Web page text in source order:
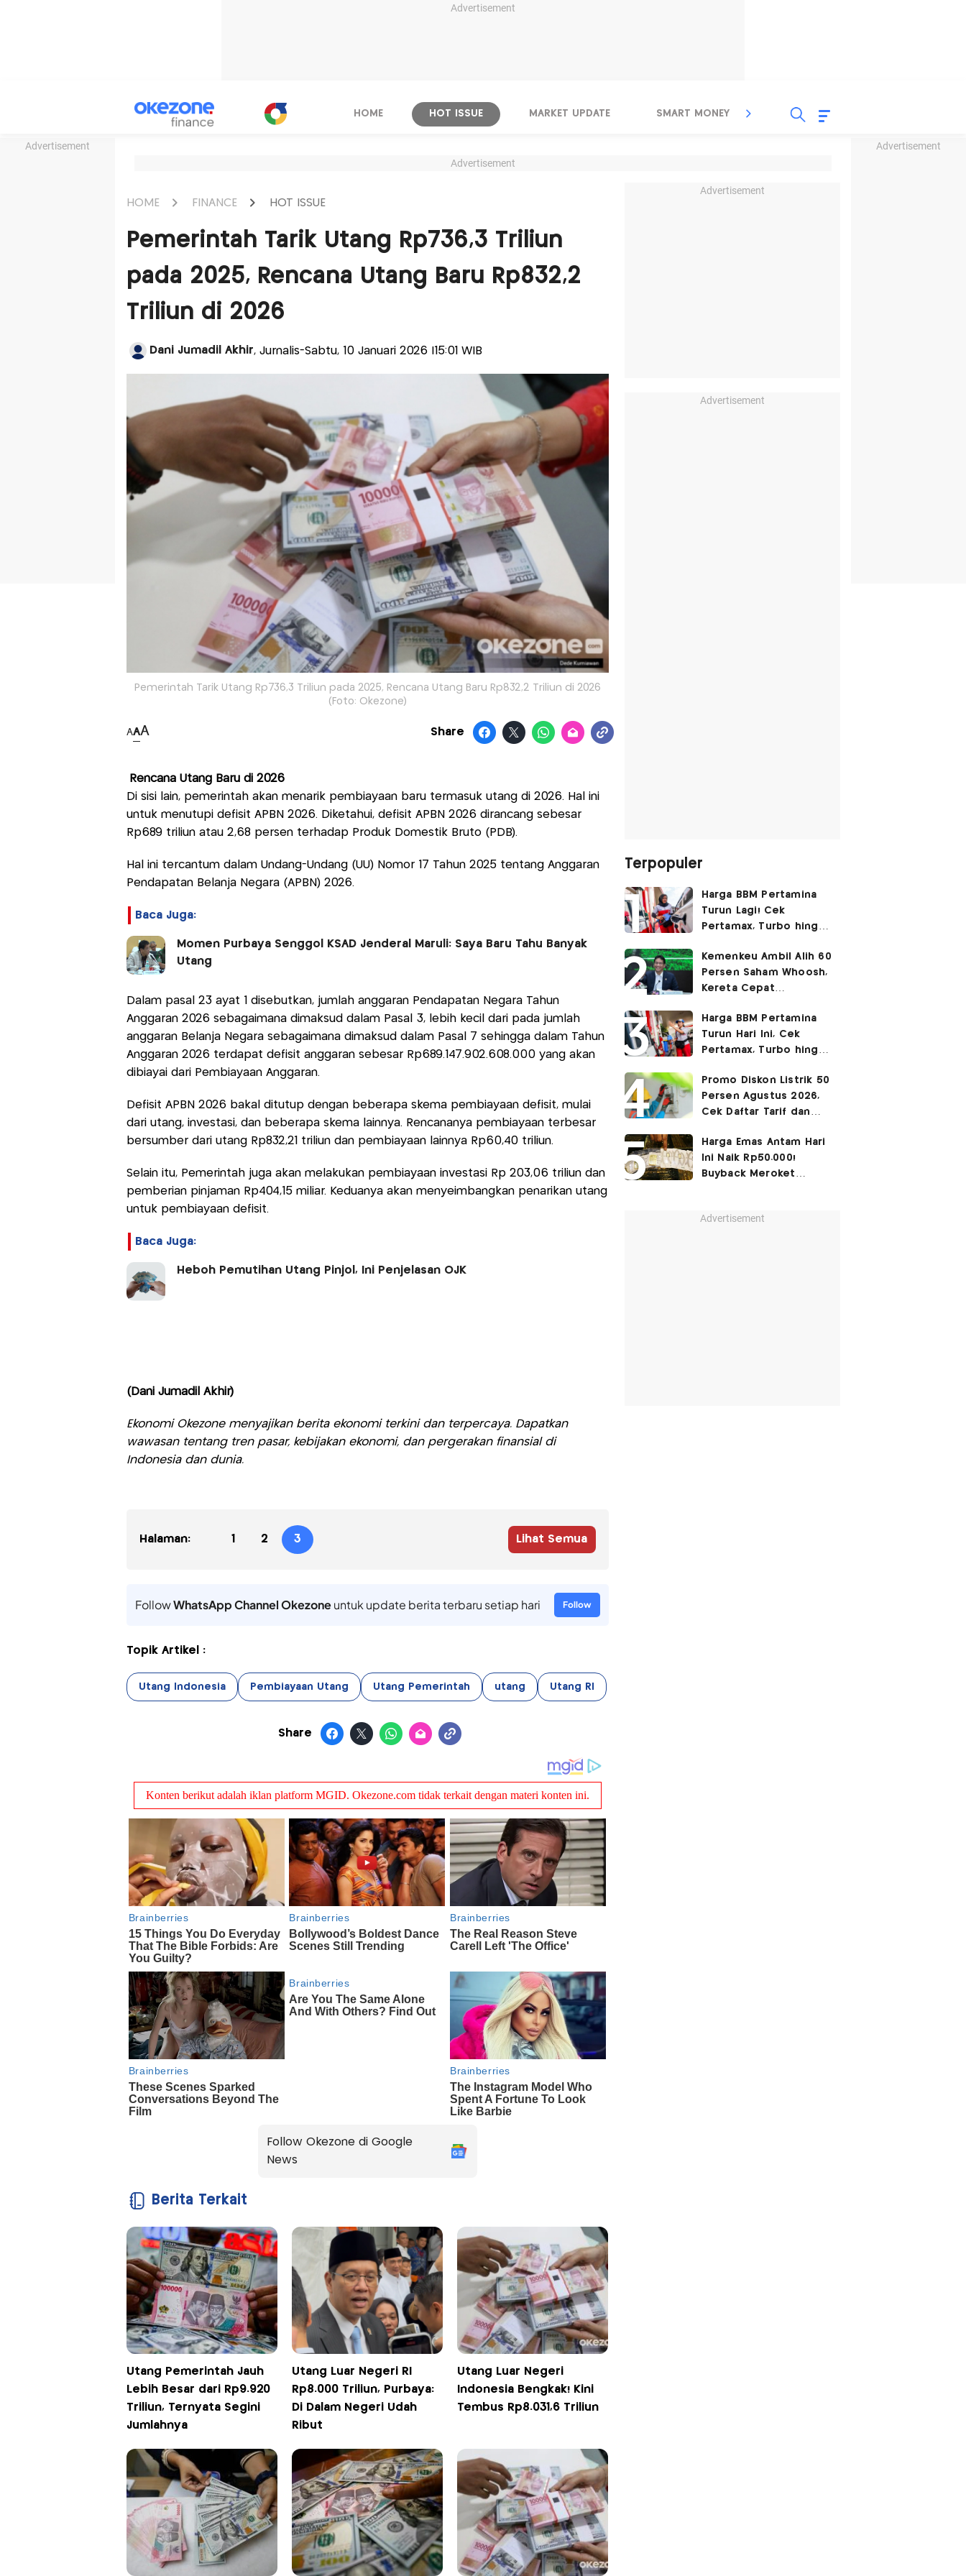
Advertisement
Advertisement Advertisement
HOME HOT ISSUE MARKET UPDATE SMART MONEY INSPIRASI BISNIS
Advertisement
HOME FINANCE HOT ISSUE
Pemerintah Tarik Utang Rp736,3 Triliun
pada 2025, Rencana Utang Baru Rp832,2
Triliun di 2026
Dani Jumadil Akhir, Jurnalis-Sabtu, 10 Januari 2026 |15:01 WIB
Pemerintah Tarik Utang Rp736,3 Triliun pada 2025, Rencana Utang Baru Rp832,2 Triliun di 2026
(Foto: Okezone)
AAA Share
Rencana Utang Baru di 2026
Di sisi lain, pemerintah akan menarik pembiayaan baru termasuk utang di 2026. Hal ini
untuk menutupi defisit APBN 2026. Diketahui, defisit APBN 2026 dirancang sebesar
Rp689 triliun atau 2,68 persen terhadap Produk Domestik Bruto (PDB).
Hal ini tercantum dalam Undang-Undang (UU) Nomor 17 Tahun 2025 tentang Anggaran
Pendapatan Belanja Negara (APBN) 2026.
Baca Juga:
Momen Purbaya Senggol KSAD Jenderal Maruli: Saya Baru Tahu Banyak
Utang
Dalam pasal 23 ayat 1 disebutkan, jumlah anggaran Pendapatan Negara Tahun
Anggaran 2026 sebagaimana dimaksud dalam Pasal 3, lebih kecil dari pada jumlah
anggaran Belanja Negara sebagaimana dimaksud dalam Pasal 7 sehingga dalam Tahun
Anggaran 2026 terdapat defisit anggaran sebesar Rp689.147.902.608.000 yang akan
dibiayai dari Pembiayaan Anggaran.
Defisit APBN 2026 bakal ditutup dengan beberapa skema pembiayaan defisit, mulai
dari utang, investasi, dan beberapa skema lainnya. Rencananya pembiayaan terbesar
bersumber dari utang Rp832,21 triliun dan pembiayaan lainnya Rp60,40 triliun.
Selain itu, Pemerintah juga akan melakukan pembiayaan investasi Rp 203,06 triliun dan
pemberian pinjaman Rp404,15 miliar. Keduanya akan menyeimbangkan penarikan utang
untuk pembiayaan defisit.
Baca Juga:
Heboh Pemutihan Utang Pinjol, Ini Penjelasan OJK
(Dani Jumadil Akhir)
Ekonomi Okezone menyajikan berita ekonomi terkini dan terpercaya. Dapatkan
wawasan tentang tren pasar, kebijakan ekonomi, dan pergerakan finansial di
Indonesia dan dunia.
Halaman: 1 2 3 Lihat Semua
FollowWhatsApp Channel Okezoneuntuk update berita terbaru setiap hari Follow
Topik Artikel :
Utang Indonesia Pembiayaan Utang Utang Pemerintah utang Utang RI
Share
Follow Okezone di Google
News
Berita Terkait
Utang Pemerintah Jauh
Lebih Besar dari Rp9.920
Triliun, Ternyata Segini
Jumlahnya
Utang Luar Negeri RI
Rp8.000 Triliun, Purbaya:
Di Dalam Negeri Udah
Ribut
Utang Luar Negeri
Indonesia Bengkak! Kini
Tembus Rp8.031,6 Triliun
Advertisement
Advertisement
Terpopuler
Harga BBM Pertamina
Turun Lagi! Cek
Pertamax, Turbo hingga
Agustus 2026
Kemenkeu Ambil Alih 60
Persen Saham Whoosh,
Kereta Cepat
Surabaya
Harga BBM Pertamina
Turun Hari Ini, Cek
Pertamax, Turbo hingga
2026
Promo Diskon Listrik 50
Persen Agustus 2026,
Cek Daftar Tarif dan
Harga Emas Antam Hari
Ini Naik Rp50.000!
Buyback Meroket
Advertisement